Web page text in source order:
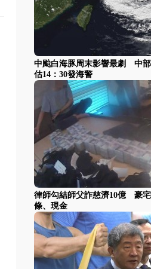
中颱白海豚周末影響最劇 中
估14：30發海警
律師勾結師父詐慈濟10億 豪
條、現金